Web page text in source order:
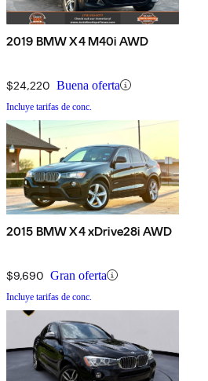
2019 BMW X4 M40i AWD
$24,220 Buena oferta
Incluye tarifas de conc.
2015 BMW X4 xDrive28i AWD
$9,690 Gran oferta
Incluye tarifas de conc.